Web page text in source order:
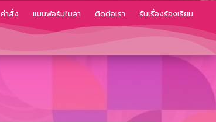
คำสั่ง แบบฟอร์มใบลา ติดต่อเรา รับเรื่องร้องเรียน